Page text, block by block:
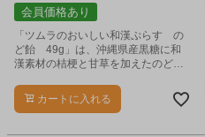
会員価格あり
「ツムラのおいしい和漢ぷらす の
ど飴 49g」は、沖縄県産黒糖に和
漢素材の桔梗と甘草を加えたのど飴
カートに入れる